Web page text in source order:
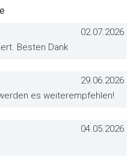
02.07.2026
Besten Dank
29.06.2026
es weiterempfehlen!
04.05.2026